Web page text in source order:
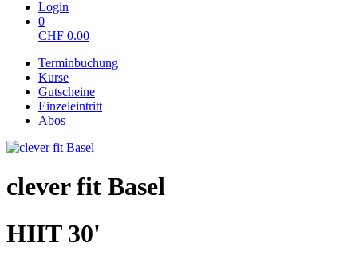
Login
0
CHF 0.00
Terminbuchung
Kurse
Gutscheine
Einzeleintritt
Abos
clever fit Basel
HIIT 30'